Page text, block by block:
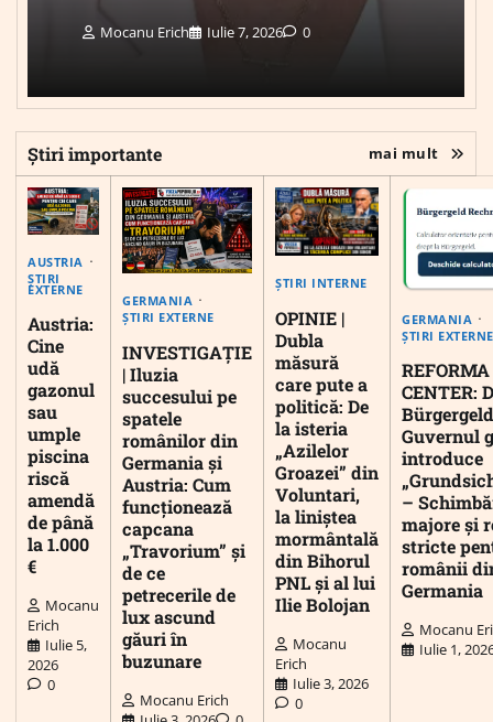
Mocanu Erich Iulie 7, 2026 0
Știri importante mai mult
AUSTRIA
ȘTIRI
EXTERNE
Austria:
Cine
udă
gazonul
sau
umple
piscina
riscă
amendă
de până
la 1.000
€
Mocanu
Erich
Iulie 5,
2026
0
GERMANIA
ȘTIRI EXTERNE
INVESTIGAȚIE
| Iluzia
succesului pe
spatele
românilor din
Germania și
Austria: Cum
funcționează
capcana
„Travorium” și
de ce
petrecerile de
lux ascund
găuri în
buzunare
Mocanu Erich
ȘTIRI INTERNE
OPINIE |
Dubla
măsură
care pute a
politică: De
la isteria
„Azilelor
Groazei” din
Voluntari,
la liniștea
mormântală
din Bihorul
PNL și al lui
Ilie Bolojan
Mocanu
Erich
Iulie 3, 2026
0
GERMANIA
ȘTIRI EXTERNE
CENTER:
Guvernul
introduce
–
majore și
stricte
românii
Germania
Mocanu
Iulie 1,